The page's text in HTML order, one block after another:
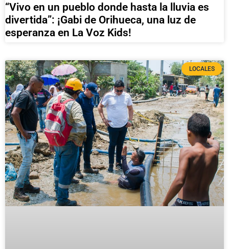
“Vivo en un pueblo donde hasta la lluvia es
divertida”: ¡Gabi de Orihueca, una luz de
esperanza en La Voz Kids!
LOCALES